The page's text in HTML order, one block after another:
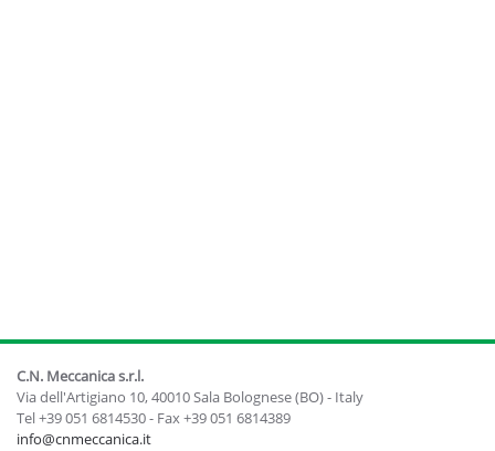
C.N. Meccanica s.r.l.
Via dell'Artigiano 10, 40010 Sala Bolognese (BO) - Italy
Tel +39 051 6814530 - Fax +39 051 6814389
info@cnmeccanica.it